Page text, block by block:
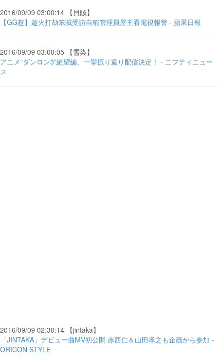
2016/09/09 03:00:14 【貝賊】
【GG惹】趁火打劫笨賊受訪自稱管理員屋主看電視報警 - 蘋果日報
2016/09/09 03:00:05 【雪染】
アニメ“ダンロン3”絶望編、一挙振り返り配信決定！ - ニフティニュー
ス
2016/09/09 02:30:14 【jintaka】
「JINTAKA」デビュー曲MV初公開 赤西仁＆山田孝之も企画から参加 -
ORICON STYLE